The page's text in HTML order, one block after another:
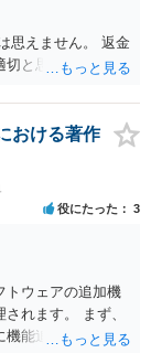
があります。 いず
きない」部分を除
ります。 一般論は
内容を知る必要
思えません。 返金
切と思います。
おける著作
役にたった 3
トウェアの追加機
れます。 まず、
機能追加を行った